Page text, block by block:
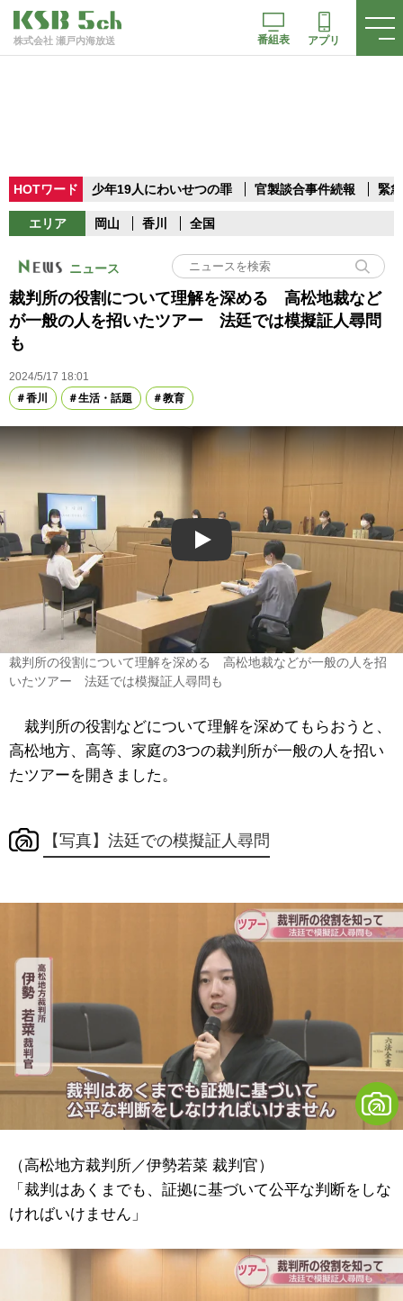
株式会社 瀬戸内海放送 番組表 アプリ
HOTワード 少年19人にわいせつの罪 官製談合事件続報 緊
エリア 岡山 香川 全国
ニュース
裁判所の役割について理解を深める 高松地裁など
が一般の人を招いたツアー 法廷では模擬証人尋問
も
2024/5/17 18:01
香川
生活・話題 教育
Play
裁判所の役割について理解を深める 高松地裁などが一般の人を招
いたツアー 法廷では模擬証人尋問も
裁判所の役割などについて理解を深めてもらおうと、
高松地方、高等、家庭の3つの裁判所が一般の人を招い
たツアーを開きました。
【写真】法廷での模擬証人尋問
（高松地方裁判所／伊勢若菜 裁判官）
「裁判はあくまでも、証拠に基づいて公平な判断をしな
ければいけません」